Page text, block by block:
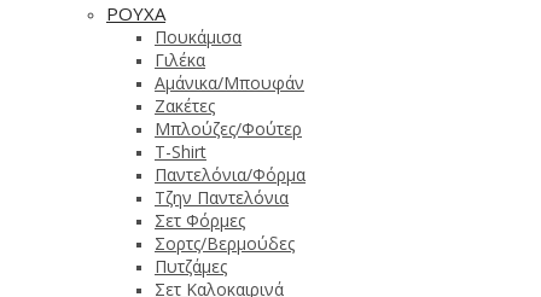
ΡΟΥΧΑ
Πουκάμισα
Γιλέκα
Αμάνικα/Μπουφάν
Ζακέτες
Μπλούζες/Φούτερ
T-Shirt
Παντελόνια/Φόρμα
Τζην Παντελόνια
Σετ Φόρμες
Σορτς/Βερμούδες
Πυτζάμες
Σετ Καλοκαιρινά